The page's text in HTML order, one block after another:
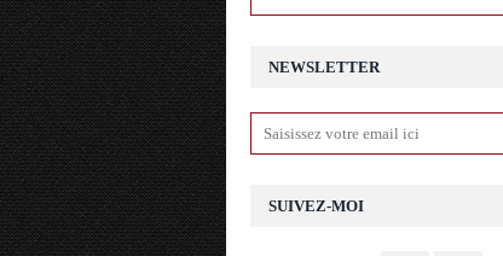
NEWSLETTER
SUIVEZ-MOI